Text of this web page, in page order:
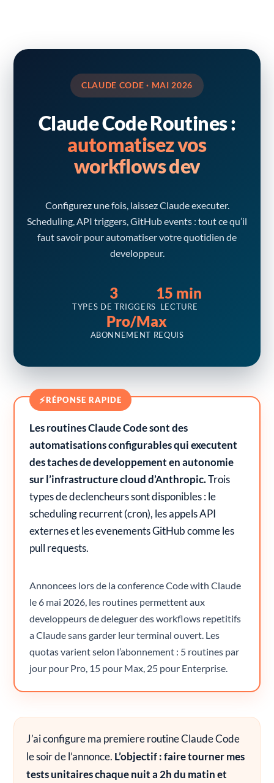
CLAUDE CODE · MAI 2026
Claude Code Routines :
automatisez vos
workflows dev
Configurez une fois, laissez Claude executer.
Scheduling, API triggers, GitHub events : tout ce qu’il
faut savoir pour automatiser votre quotidien de
developpeur.
3
TYPES DE TRIGGERS
15 min
LECTURE
Pro/Max
ABONNEMENT REQUIS
⚡RÉPONSE RAPIDE
Les routines Claude Code sont des
automatisations configurables qui executent
des taches de developpement en autonomie
sur l’infrastructure cloud d’Anthropic.Trois
types de declencheurs sont disponibles : le
scheduling recurrent (cron), les appels API
externes et les evenements GitHub comme les
pull requests.
Annoncees lors de la conference Code with Claude
le 6 mai 2026, les routines permettent aux
developpeurs de deleguer des workflows repetitifs
a Claude sans garder leur terminal ouvert. Les
quotas varient selon l’abonnement : 5 routines par
jour pour Pro, 15 pour Max, 25 pour Enterprise.
J’ai configure ma premiere routine Claude Code
le soir de l’annonce. L’objectif : faire tourner mes
tests unitaires chaque nuit a 2h du matin et